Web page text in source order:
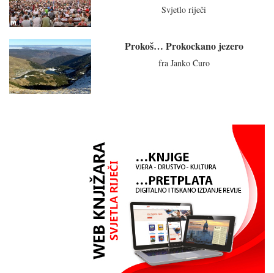
Svjetlo riječi
Prokoš… Prokockano jezero
fra Janko Ćuro